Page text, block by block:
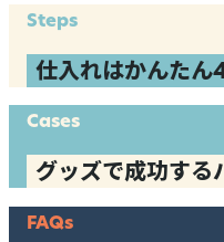
Steps
仕入れはかんたん
Cases
グッズで成功する
FAQs